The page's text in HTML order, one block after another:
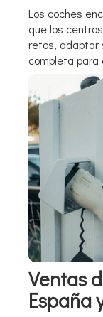
Los coches
que los
retos, adaptar
completa para
Ventas
España